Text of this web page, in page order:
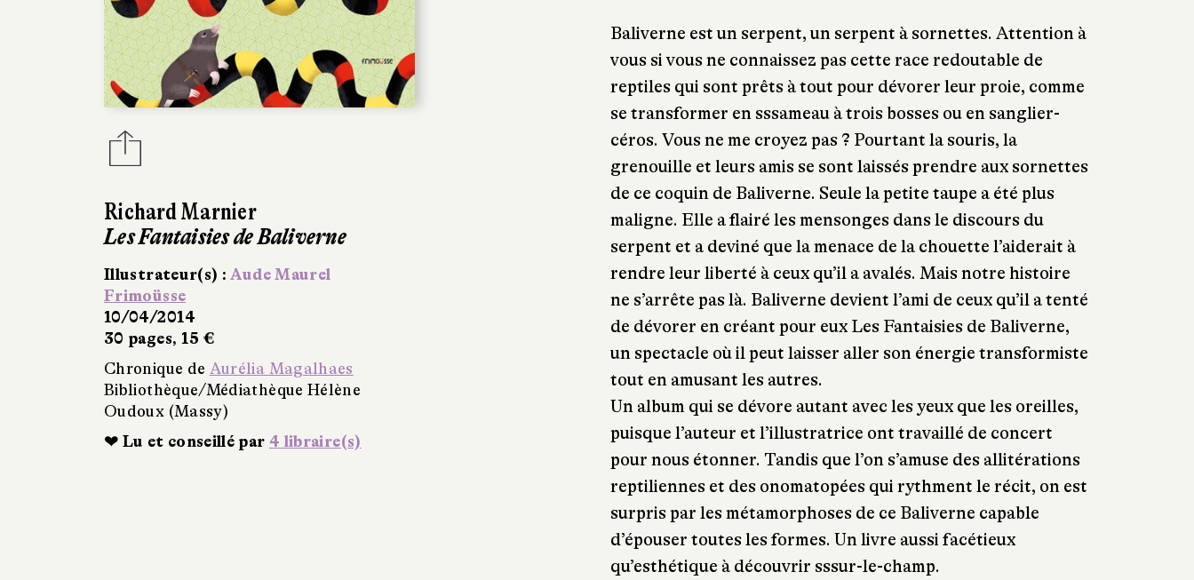
Richard Marnier
Les Fantaisies de Baliverne
Illustrateur(s) :Aude Maurel
Frimoüsse
10/04/2014
30 pages, 15 €
Chronique de Aurélia Magalhaes
Bibliothèque/Médiathèque Hélène
Oudoux (Massy)
❤ Lu et conseillé par 4 libraire(s)
Baliverne est un serpent, un serpent à sornettes. Attention à
vous si vous ne connaissez pas cette race redoutable de
reptiles qui sont prêts à tout pour dévorer leur proie, comme
se transformer en sssameau à trois bosses ou en sanglier-
céros. Vous ne me croyez pas ? Pourtant la souris, la
grenouille et leurs amis se sont laissés prendre aux sornettes
de ce coquin de Baliverne. Seule la petite taupe a été plus
maligne. Elle a flairé les mensonges dans le discours du
serpent et a deviné que la menace de la chouette l’aiderait à
rendre leur liberté à ceux qu’il a avalés. Mais notre histoire
ne s’arrête pas là. Baliverne devient l’ami de ceux qu’il a tenté
de dévorer en créant pour eux Les Fantaisies de Baliverne,
un spectacle où il peut laisser aller son énergie transformiste
tout en amusant les autres.
Un album qui se dévore autant avec les yeux que les oreilles,
puisque l’auteur et l’illustratrice ont travaillé de concert
pour nous étonner. Tandis que l’on s’amuse des allitérations
reptiliennes et des onomatopées qui rythment le récit, on est
surpris par les métamorphoses de ce Baliverne capable
d’épouser toutes les formes. Un livre aussi facétieux
qu’esthétique à découvrir sssur-le-champ.